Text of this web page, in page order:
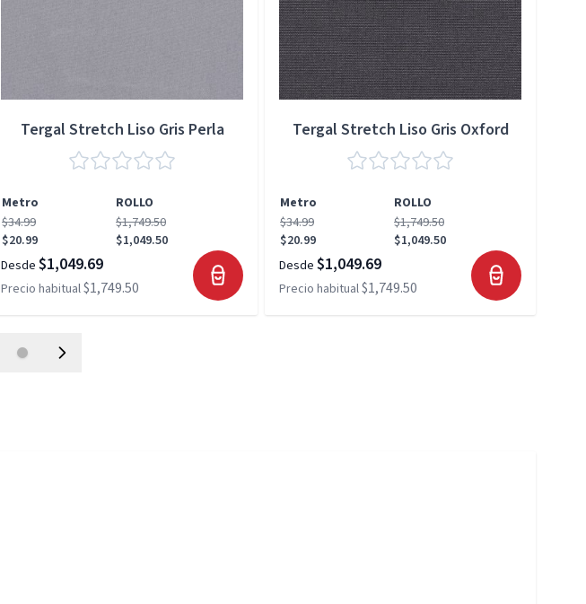
Tergal Stretch Liso Gris Perla
Metro
ROLLO
$34.99
$20.99
$1,749.50
$1,049.50
Desde $1,049.69
Precio habitual$1,749.50
Tergal Stretch Liso Gris Oxford
Metro
ROLLO
$34.99
$20.99
$1,749.50
$1,049.50
Desde $1,049.69
Precio habitual$1,749.50